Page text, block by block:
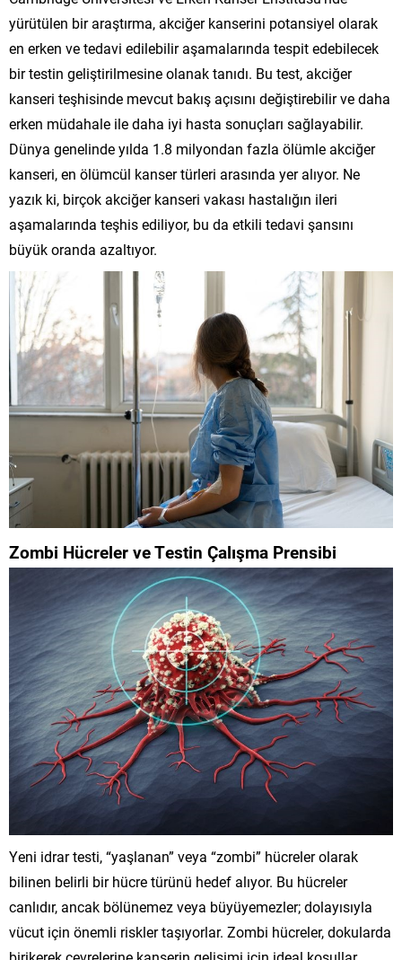
yürütülen bir araştırma, akciğer kanserini potansiyel olarak
en erken ve tedavi edilebilir aşamalarında tespit edebilecek
bir testin geliştirilmesine olanak tanıdı. Bu test, akciğer
kanseri teşhisinde mevcut bakış açısını değiştirebilir ve daha
erken müdahale ile daha iyi hasta sonuçları sağlayabilir.
Dünya genelinde yılda 1.8 milyondan fazla ölümle akciğer
kanseri, en ölümcül kanser türleri arasında yer alıyor. Ne
yazık ki, birçok akciğer kanseri vakası hastalığın ileri
aşamalarında teşhis ediliyor, bu da etkili tedavi şansını
büyük oranda azaltıyor.
Zombi Hücreler ve Testin Çalışma Prensibi
Yeni idrar testi, “yaşlanan” veya “zombi” hücreler olarak
bilinen belirli bir hücre türünü hedef alıyor. Bu hücreler
canlıdır, ancak bölünemez veya büyüyemezler; dolayısıyla
vücut için önemli riskler taşıyorlar. Zombi hücreler, dokularda